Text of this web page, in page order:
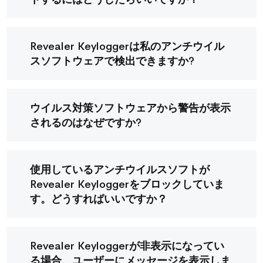
Revealer Keyloggerは私のアンチウイル
スソフトウェアで検出できますか?
ウイルス対策ソフトウェアから警告が表示
されるのはなぜですか?
使用しているアンチウイルスソフトが
Revealer Keyloggerをブロックしていま
す。どうすればいいですか？
Revealer Keyloggerが非表示になってい